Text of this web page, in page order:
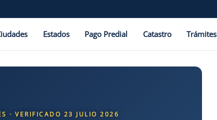
Estados Pago Predial Catastro Trámites
· VERIFICADO 23 JULIO 2026